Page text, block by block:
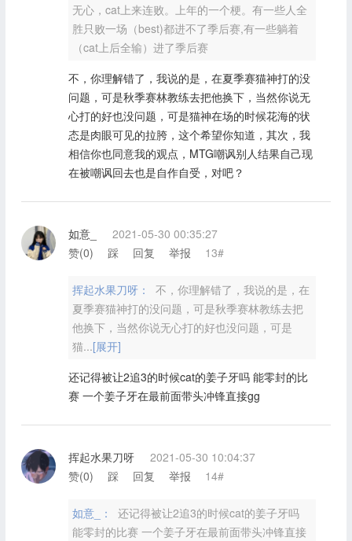
无心，cat上来连败。上年的一个梗。有一些人全
胜只败一场（best)都进不了季后赛,有一些躺着
（cat上后全输）进了季后赛
不，你理解错了，我说的是，在夏季赛猫神打的没
问题，可是秋季赛林教练去把他换下，当然你说无
心打的好也没问题，可是猫神在场的时候花海的状
态是肉眼可见的拉胯，这个希望你知道，其次，我
相信你也同意我的观点，MTG嘲讽别人结果自己现
在被嘲讽回去也是自作自受，对吧？
如意_
2021-05-30 00:35:27
赞(0) 踩 回复 举报 13#
挥起水果刀呀：
不，你理解错了，我说的是，在
夏季赛猫神打的没问题，可是秋季赛林教练去把
他换下，当然你说无心打的好也没问题，可是
猫...[展开]
还记得被让2追3的时候cat的姜子牙吗 能零封的比
赛 一个姜子牙在最前面带头冲锋直接gg
挥起水果刀呀
2021-05-30 10:04:37
赞(0) 踩 回复 举报 14#
如意_：
还记得被让2追3的时候cat的姜子牙吗
能零封的比赛 一个姜子牙在最前面带头冲锋直接